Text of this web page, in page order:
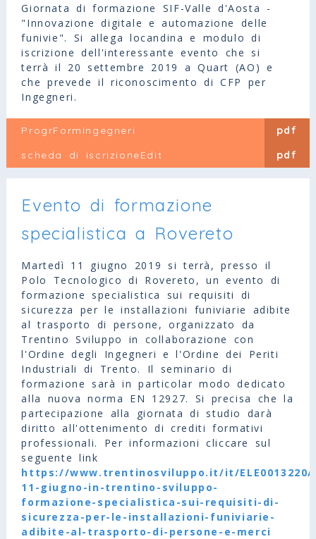
Giornata di formazione SIF-Valle d'Aosta -
"Innovazione digitale e automazione delle
funivie". Si allega locandina e modulo di
iscrizione dell'interessante evento che si
terrà il 20 settembre 2019 a Quart (AO) e
che prevede il riconoscimento di CFP per
Ingegneri.
ProgrFormIngegneri
pdf
scheda di iscrizioneEdit
pdf
Evento di formazione
specialistica a Rovereto
Martedì 11 giugno 2019 si terrà, presso il
Polo Tecnologico di Rovereto, un evento di
formazione specialistica sui requisiti di
sicurezza per le installazioni funiviarie adibite
al trasporto di persone, organizzato da
Trentino Sviluppo in collaborazione con
l'Ordine degli Ingegneri e l'Ordine dei Periti
Industriali di Trento. Il seminario di
formazione sarà in particolar modo dedicato
alla nuova norma EN 12927. Si precisa che la
partecipazione alla giornata di studio darà
diritto all'ottenimento di crediti formativi
professionali. Per informazioni cliccare sul
seguente link
https://www.trentinosviluppo.it/it/
11-giugno-in-trentino-sviluppo-
formazione-specialistica-sui-requisiti-di-
sicurezza-per-le-installazioni-funiviarie-
adibite-al-trasporto-di-persone-e-merci